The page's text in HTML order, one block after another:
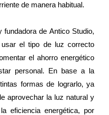
de manera habitual.
de Antico Studio,
usar el tipo de luz correcto
el ahorro energético
personal. En base a la
formas de lograrlo, ya
aprovechar la luz natural y
eficiencia energética, por